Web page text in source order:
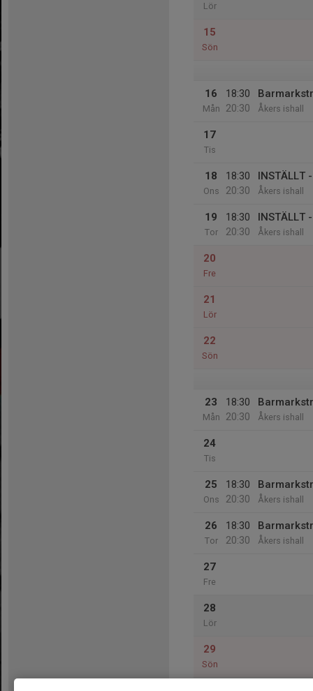
Lör
15
Sön
16
Mån
18:30
20:30
Åkers ishall
17
Tis
18
Ons
18:30
20:30
INSTÄLLT
Åkers ishall
19
Tor
18:30
20:30
INSTÄLLT
Åkers ishall
20
Fre
21
Lör
22
Sön
23
Mån
18:30
20:30
Åkers ishall
24
Tis
25
Ons
18:30
20:30
Åkers ishall
26
Tor
18:30
20:30
Åkers ishall
27
Fre
28
Lör
29
Sön